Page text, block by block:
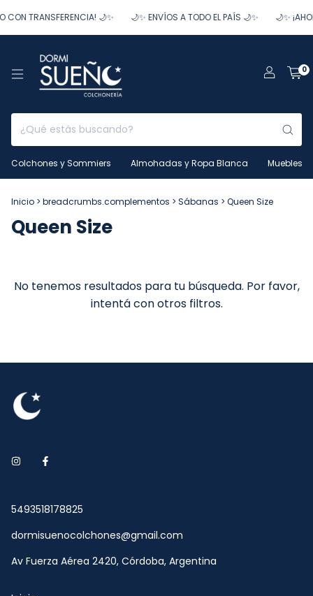
CON TRANSFERENCIA! 🌙✨ 🌙✨ ENVÍOS A TODO EL PAÍS 🌙✨ 🌙✨
0
Colchones y Sommiers Almohadas y Ropa Blanca Muebles
Inicio > breadcrumbs.complementos > Sábanas > Queen Size
Queen Size
No tenemos resultados para tu búsqueda. Por favor,
intentá con otros filtros.
5493518178825
dormisuenocolchones@gmail.com
Av Fuerza Aérea 2420, Córdoba, Argentina